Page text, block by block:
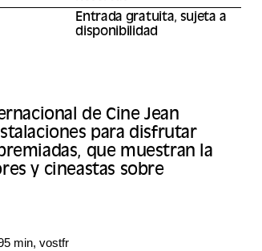
Entrada gratuita, sujeta a
disponibilidad
de Cine Jean
para disfrutar
que muestran la
y cineastas sobre
min, vostfr